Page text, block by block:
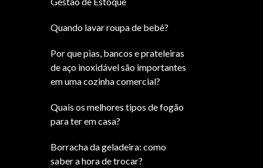
Quando lavar roupa de bebê?
Por que pias, bancos e prateleiras
de aço inoxidável são importantes
em uma cozinha comercial?
Quais os melhores tipos de fogão
para ter em casa?
Borracha da geladeira: como
saber a hora de trocar?